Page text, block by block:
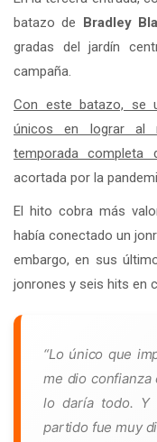
batazo de Bradley
gradas del jardín
campaña.
Con este batazo, se
únicos en lograr al
temporada completa
acortada por la
El hito cobra más
había conectado un
embargo, en sus
jonrones y seis hits en
“Lo único que
me dio
lo daría todo. Y
partido fue muy